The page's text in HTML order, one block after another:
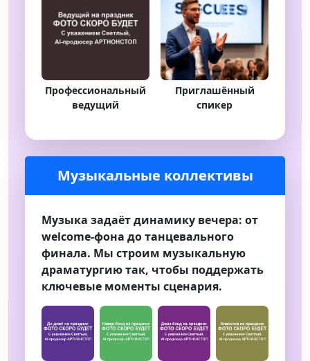
Профессиональный
ведущий
Приглашённый
спикер
Музыкальные коллективы
Музыка задаёт динамику вечера: от
welcome‑фона до танцевального
финала. Мы строим музыкальную
драматургию так, чтобы поддержать
ключевые моменты сценария.